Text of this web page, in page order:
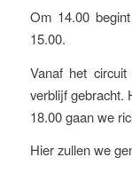
Om 14.00
15.00.
Vanaf het
verblijf gebracht.
18.00 gaan we
Hier zullen we